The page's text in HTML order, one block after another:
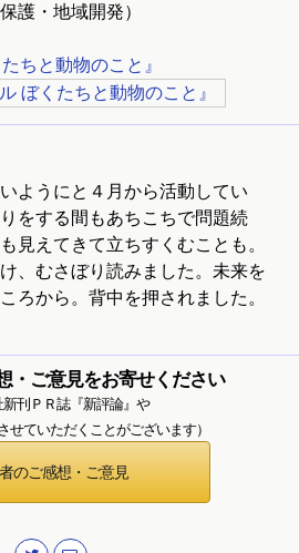
護・地域開発）
ちと動物のこと』
ようにと４月から活動してい
をする間もあちこちで問題続
見えてきて立ちすくむことも。
、むさぼり読みました。未来を
ろから。背中を押されました。
・ご意見をお寄せください
新刊ＰＲ誌『新評論』や
せていただくことがございます）
のご感想・ご意見